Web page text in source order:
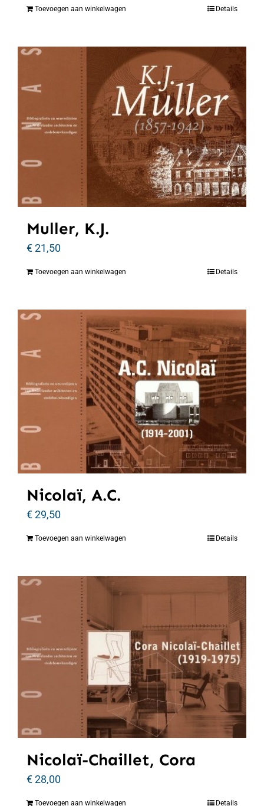
Toevoegen aan winkelwagen Details
Muller, K.J.
€21,50
Toevoegen aan winkelwagen Details
Nicolaï, A.C.
€29,50
Toevoegen aan winkelwagen Details
Nicolaï-Chaillet, Cora
€28,00
Toevoegen aan winkelwagen Details